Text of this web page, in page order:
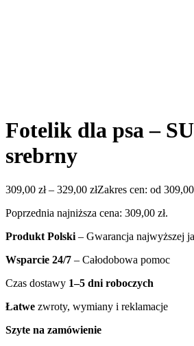
Fotelik dla psa –
srebrny
309,00 zł – 329,00 złZakres cen: od
Poprzednia najniższa cena: 309,00 zł.
Produkt Polski – Gwarancja najwyższej
Wsparcie 24/7 – Całodobowa pomoc
Czas dostawy 1–5 dni roboczych
Łatwe zwroty, wymiany i reklamacje
Szyte na zamówienie